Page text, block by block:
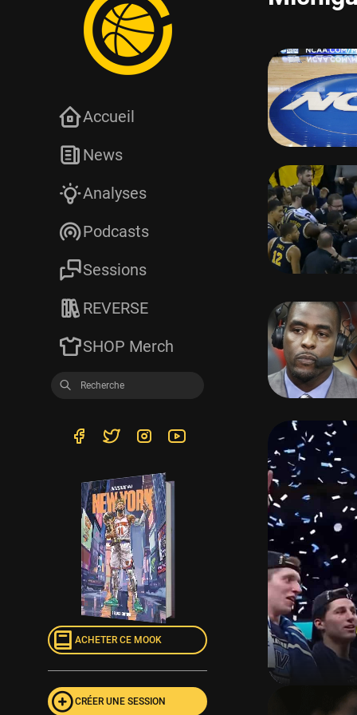
Accueil
News
Analyses
Podcasts
Sessions
REVERSE
SHOP Merch
ACHETER CE MOOK
CRÉER UNE SESSION